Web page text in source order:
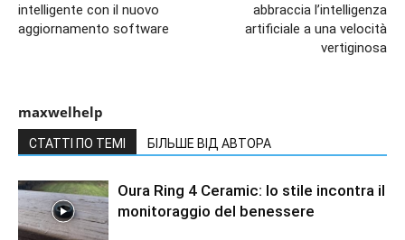
intelligente con il nuovo
aggiornamento software
abbraccia l’intelligenza
artificiale a una velocità
vertiginosa
maxwelhelp
СТАТТІ ПО ТЕМІ БІЛЬШЕ ВІД АВТОРА
Oura Ring 4 Ceramic: lo stile incontra il
monitoraggio del benessere